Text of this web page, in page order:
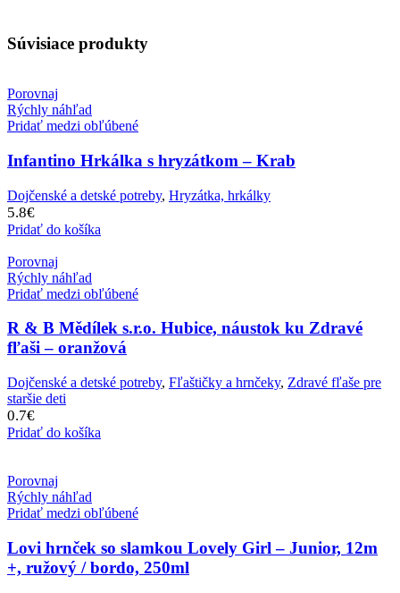
Súvisiace produkty
Porovnaj
Rýchly náhľad
Pridať medzi obľúbené
Infantino Hrkálka s hryzátkom – Krab
Dojčenské a detské potreby, Hryzátka, hrkálky
5.8€
Pridať do košíka
Porovnaj
Rýchly náhľad
Pridať medzi obľúbené
R & B Mědílek s.r.o. Hubice, náustok ku Zdravé
fľaši – oranžová
Dojčenské a detské potreby, Fľaštičky a hrnčeky, Zdravé fľaše pre
staršie deti
0.7€
Pridať do košíka
Porovnaj
Rýchly náhľad
Pridať medzi obľúbené
Lovi hrnček so slamkou Lovely Girl – Junior, 12m
+, ružový / bordo, 250ml